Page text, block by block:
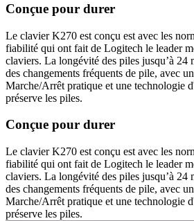
Conçue pour durer
Le clavier K270 est conçu est avec les
fiabilité qui ont fait de Logitech le leader
claviers. La longévité des piles jusqu’à 24
des changements fréquents de pile, avec
Marche/Arrêt pratique et une technologie
préserve les piles.
Conçue pour durer
Le clavier K270 est conçu est avec les
fiabilité qui ont fait de Logitech le leader
claviers. La longévité des piles jusqu’à 24
des changements fréquents de pile, avec
Marche/Arrêt pratique et une technologie
préserve les piles.